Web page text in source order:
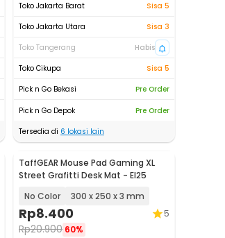
Toko Jakarta Barat
Sisa 5
Toko Jakarta Utara
Sisa 3
Toko Tangerang
Habis
Toko Cikupa
Sisa 5
Pick n Go Bekasi
Pre Order
Pick n Go Depok
Pre Order
Tersedia di 6 lokasi lain
TaffGEAR Mouse Pad Gaming XL
Street Grafitti Desk Mat - EI25
No Color
300 x 250 x 3 mm
Rp8.400
Rp20.900 60%
5